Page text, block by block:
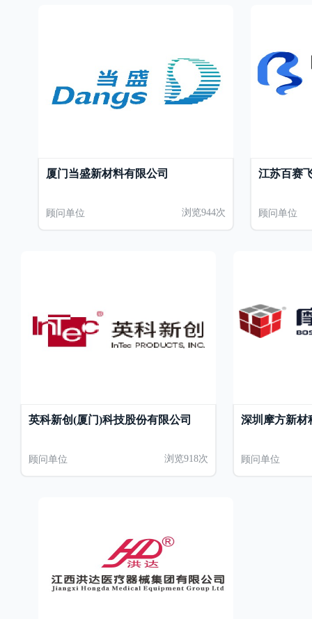
厦门当盛新材料有限公司
顾问单位 浏览944次
江苏百赛
顾问单位
英科新创(厦门)科技股份有限公司
顾问单位 浏览918次
深圳摩方新材
顾问单位